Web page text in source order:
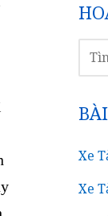
Xe
Xe